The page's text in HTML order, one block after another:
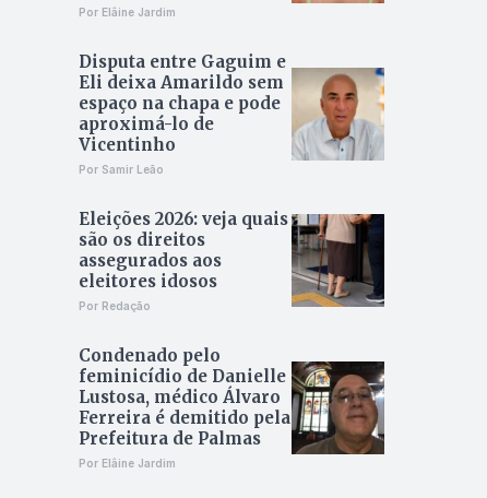
Por Elâine Jardim
Disputa entre Gaguim e
Eli deixa Amarildo sem
espaço na chapa e pode
aproximá-lo de
Vicentinho
Por Samir Leão
Eleições 2026: veja quais
são os direitos
assegurados aos
eleitores idosos
Por Redação
Condenado pelo
feminicídio de Danielle
Lustosa, médico Álvaro
Ferreira é demitido pela
Prefeitura de Palmas
Por Elâine Jardim